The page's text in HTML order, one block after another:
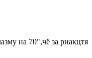
на 70",чё за риакцтя